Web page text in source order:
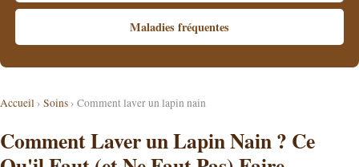
Accueil › Soins › Comment laver un lapin nain
Comment Laver un Lapin Nain ? Ce
Maladies fréquentes